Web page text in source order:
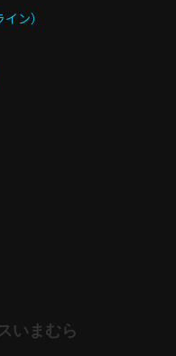
ン）
いまむら